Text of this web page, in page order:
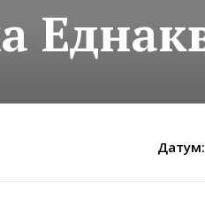
Датум: